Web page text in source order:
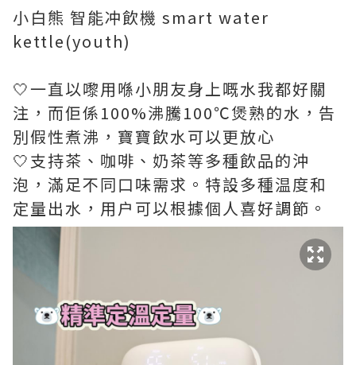
小白熊 智能冲飲機 smart water
kettle(youth)
🤍一直以嚟用喺小朋友身上嘅水我都好關
注，而佢係100%沸騰100℃煲熟的水，告
別假性煮沸，寶寶飲水可以更放心
🤍支持茶、咖啡、奶茶等多種飲品的沖
泡，滿足不同口味需求。特設多種温度和
定量出水，用户可以根據個人喜好調節。